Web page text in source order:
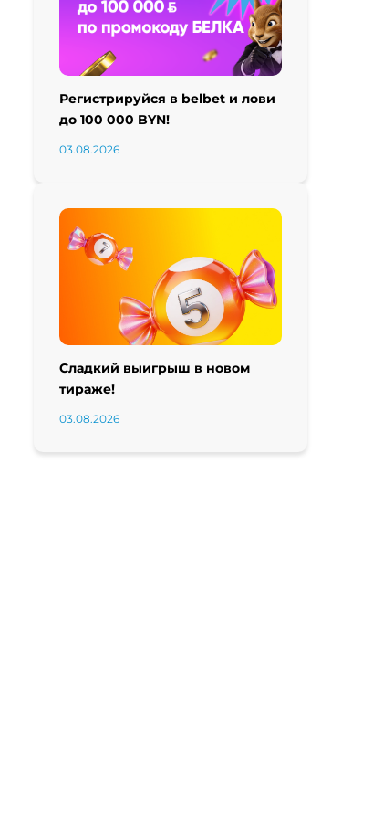
Регистрируйся в belbet и лови
до 100 000 BYN!
03.08.2026
Сладкий выигрыш в новом
тираже!
03.08.2026